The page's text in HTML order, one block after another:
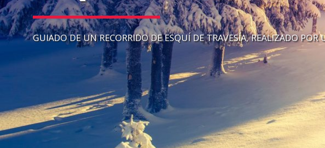
GUIADO DE UN RECORRIDO DE ESQUÍ DE TRAVESÍA, REALIZADO